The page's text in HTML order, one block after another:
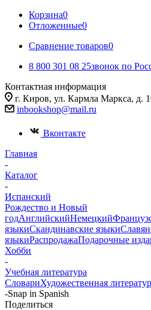
Корзина0
Отложенные0
Сравнение товаров0
8 800 301 08 25звонок по
Контактная информация
г. Киров, ул. Кармла Маркса, д.
inbookshop@mail.ru
Вконтакте
Главная
-
Каталог
-
Испанский
Рождество и Новый
годАнглийскийНемецкий
языкиСкандинавские языки
языкиРаспродажаПодарочные
Хобби
-
Учебная литература
СловариХудожественная
-Snap in Spanish
Поделиться